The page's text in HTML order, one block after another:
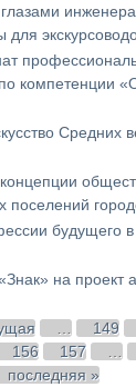
для
компетенции
Средних
поселений
будущего
на проект
149
156 157
последняя »